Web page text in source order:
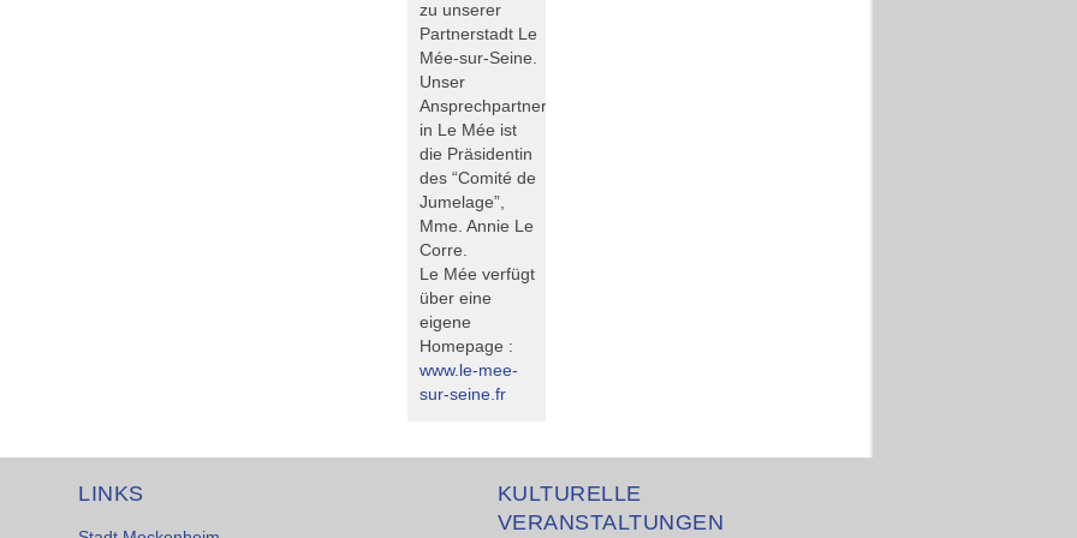
zu unserer
Partnerstadt Le
Mée-sur-Seine.
Unser
Ansprechpartner
in Le Mée ist
die Präsidentin
des “Comité de
Jumelage”,
Mme. Annie Le
Corre.
Le Mée verfügt
über eine
eigene
Homepage :
www.le-mee-
sur-seine.fr
KULTURELLE
VERANSTALTUNGEN
LINKS